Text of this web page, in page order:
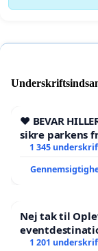
❤️ BEVAR
sikre parkens
1 345
Nej tak til
lokalområde i
1 201